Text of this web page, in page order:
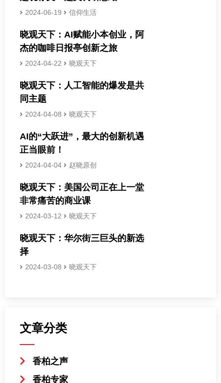
2024-06-19 信仰生活
晓观天下：AI赋能小本创业，阿
杰的咖啡日报亭创新之旅
2024-04-22 晓观天下
晓观天下：人工智能的爆发是共
同主题
2024-04-08 晓观天下
AI的“大跃进”，最大的创新机遇
正当眼前！
2024-04-04 赵晓原创
晓观天下：美国公司正在上一堂
非常痛苦的商业课
2024-03-12 晓观天下
晓观天下：华尔街三巨头的新选
择
2024-03-08 晓观天下
文章分类
香柏之声
香柏专家